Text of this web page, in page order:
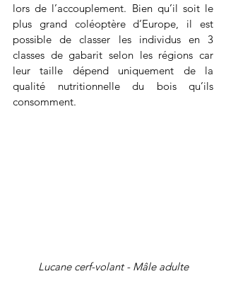
lors de l’accouplement. Bien qu’il soit le
plus grand coléoptère d’Europe, il est
possible de classer les individus en 3
classes de gabarit selon les régions car
leur taille dépend uniquement de la
qualité nutritionnelle du bois qu’ils
consomment.
Lucane cerf-volant - Mâle adulte